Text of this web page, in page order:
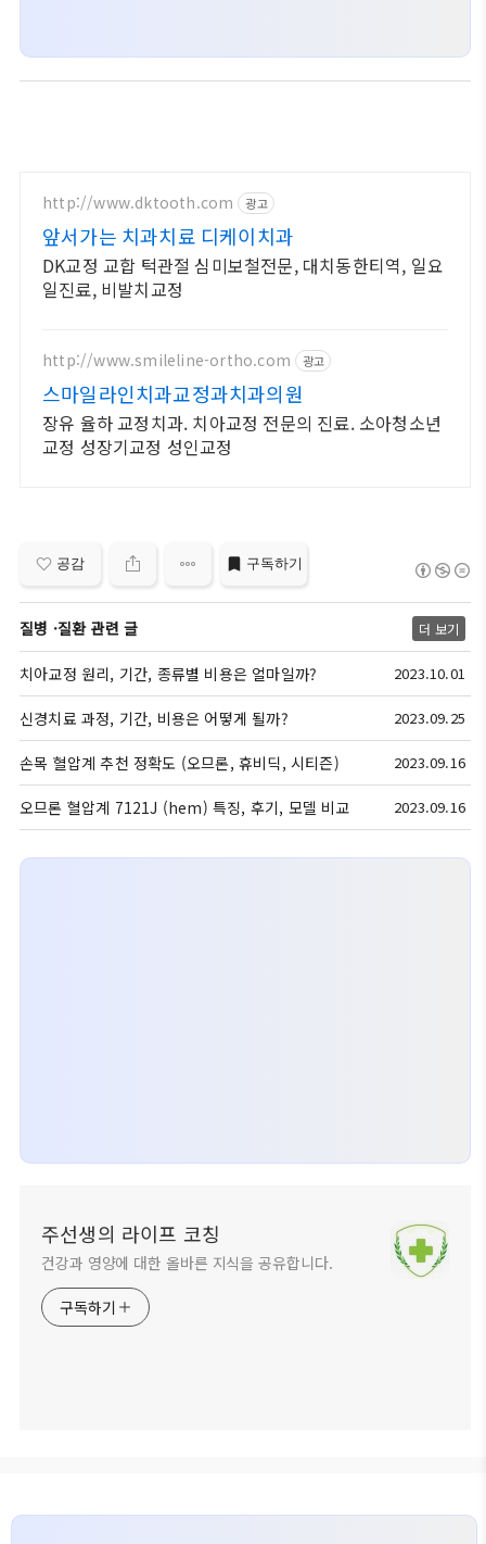
http://www.dktooth.com 광고
앞서가는 치과치료 디케이치과
DK교정 교합 턱관절 심미보철전문, 대치동한티역, 일요
일진료, 비발치교정
http://www.smileline-ortho.com 광고
스마일라인치과교정과치과의원
장유 율하 교정치과. 치아교정 전문의 진료. 소아청소년
교정 성장기교정 성인교정
공감 구독하기
질병 ·질환 관련 글 더 보기
치아교정 원리, 기간, 종류별 비용은 얼마일까? 2023.10.01
신경치료 과정, 기간, 비용은 어떻게 될까? 2023.09.25
손목 혈압계 추천 정확도 (오므론, 휴비딕, 시티즌) 2023.09.16
오므론 혈압계 7121J (hem) 특징, 후기, 모델 비교 2023.09.16
주선생의 라이프 코칭
건강과 영양에 대한 올바른 지식을 공유합니다.
구독하기